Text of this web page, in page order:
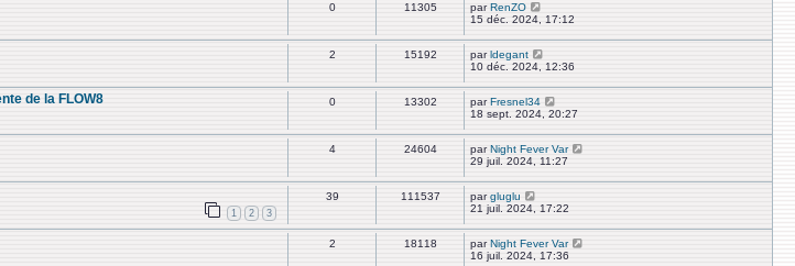
0 11305 parRenZO
15 déc. 2024, 17:12
2 15192 parldegant
10 déc. 2024, 12:36
de la FLOW8 0 13302 parFresnel34
18 sept. 2024, 20:27
4 24604 parNight Fever Var
29 juil. 2024, 11:27
1 2 3
39 111537 pargluglu
21 juil. 2024, 17:22
2 18118 parNight Fever Var
16 juil. 2024, 17:36